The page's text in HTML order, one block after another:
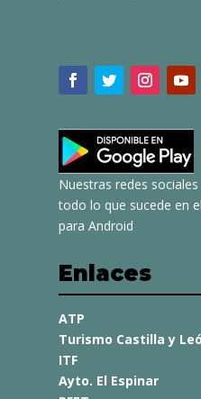
Nuestras redes
todo lo que sucede en
para Android
Enlaces
ATP
Turismo Castilla y
ITF
Ayto. El Espinar